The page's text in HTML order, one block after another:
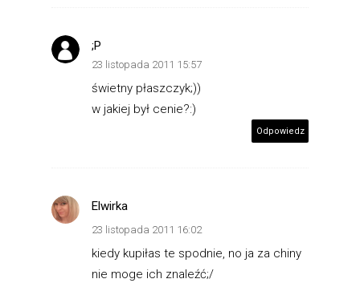
;P
23 listopada 2011 15:57
świetny płaszczyk;))
w jakiej był cenie?:)
Odpowiedz
Elwirka
23 listopada 2011 16:02
kiedy kupiłas te spodnie, no ja za chiny
nie moge ich znaleźć;/